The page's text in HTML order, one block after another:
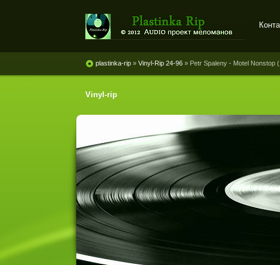
винила и магнитоальбомов
plastinka-rip » Vinyl-Rip 24-96 » Petr Spaleny - Motel Nonstop
Vinyl-rip